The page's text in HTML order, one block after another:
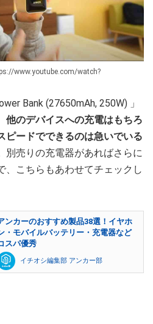
www.youtube.com/watch?
Bank (27650mAh, 250W) 」
他のデバイスへの充電はもちろ
ピードでできるのは急いでいる
別売りの充電器があればさらに
、こちらもあわせてチェックし
ンカーのおすすめ製品38選！イヤホ
・モバイルバッテリー・充電器など
スパ優秀
イチオシ編集部 アンカー部